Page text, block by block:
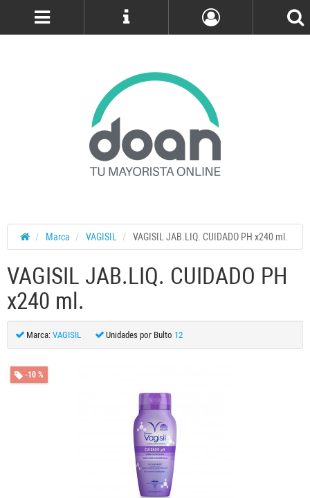
Marca VAGISIL VAGISIL JAB.LIQ. CUIDADO PH x240 ml.
VAGISIL JAB.LIQ. CUIDADO PH
x240 ml.
Marca: VAGISIL Unidades por Bulto 12
-10 %